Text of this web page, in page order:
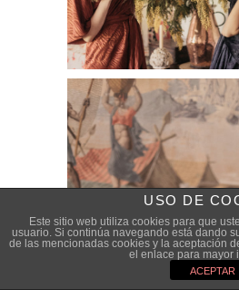
USO DE
Este sitio web utiliza cookies para que
usuario. Si continúa navegando está dando
de las mencionadas cookies y la aceptación
el enlace para mayor
ACEPTAR